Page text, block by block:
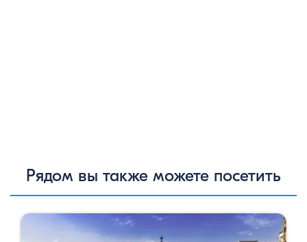
Рядом вы также можете посетить